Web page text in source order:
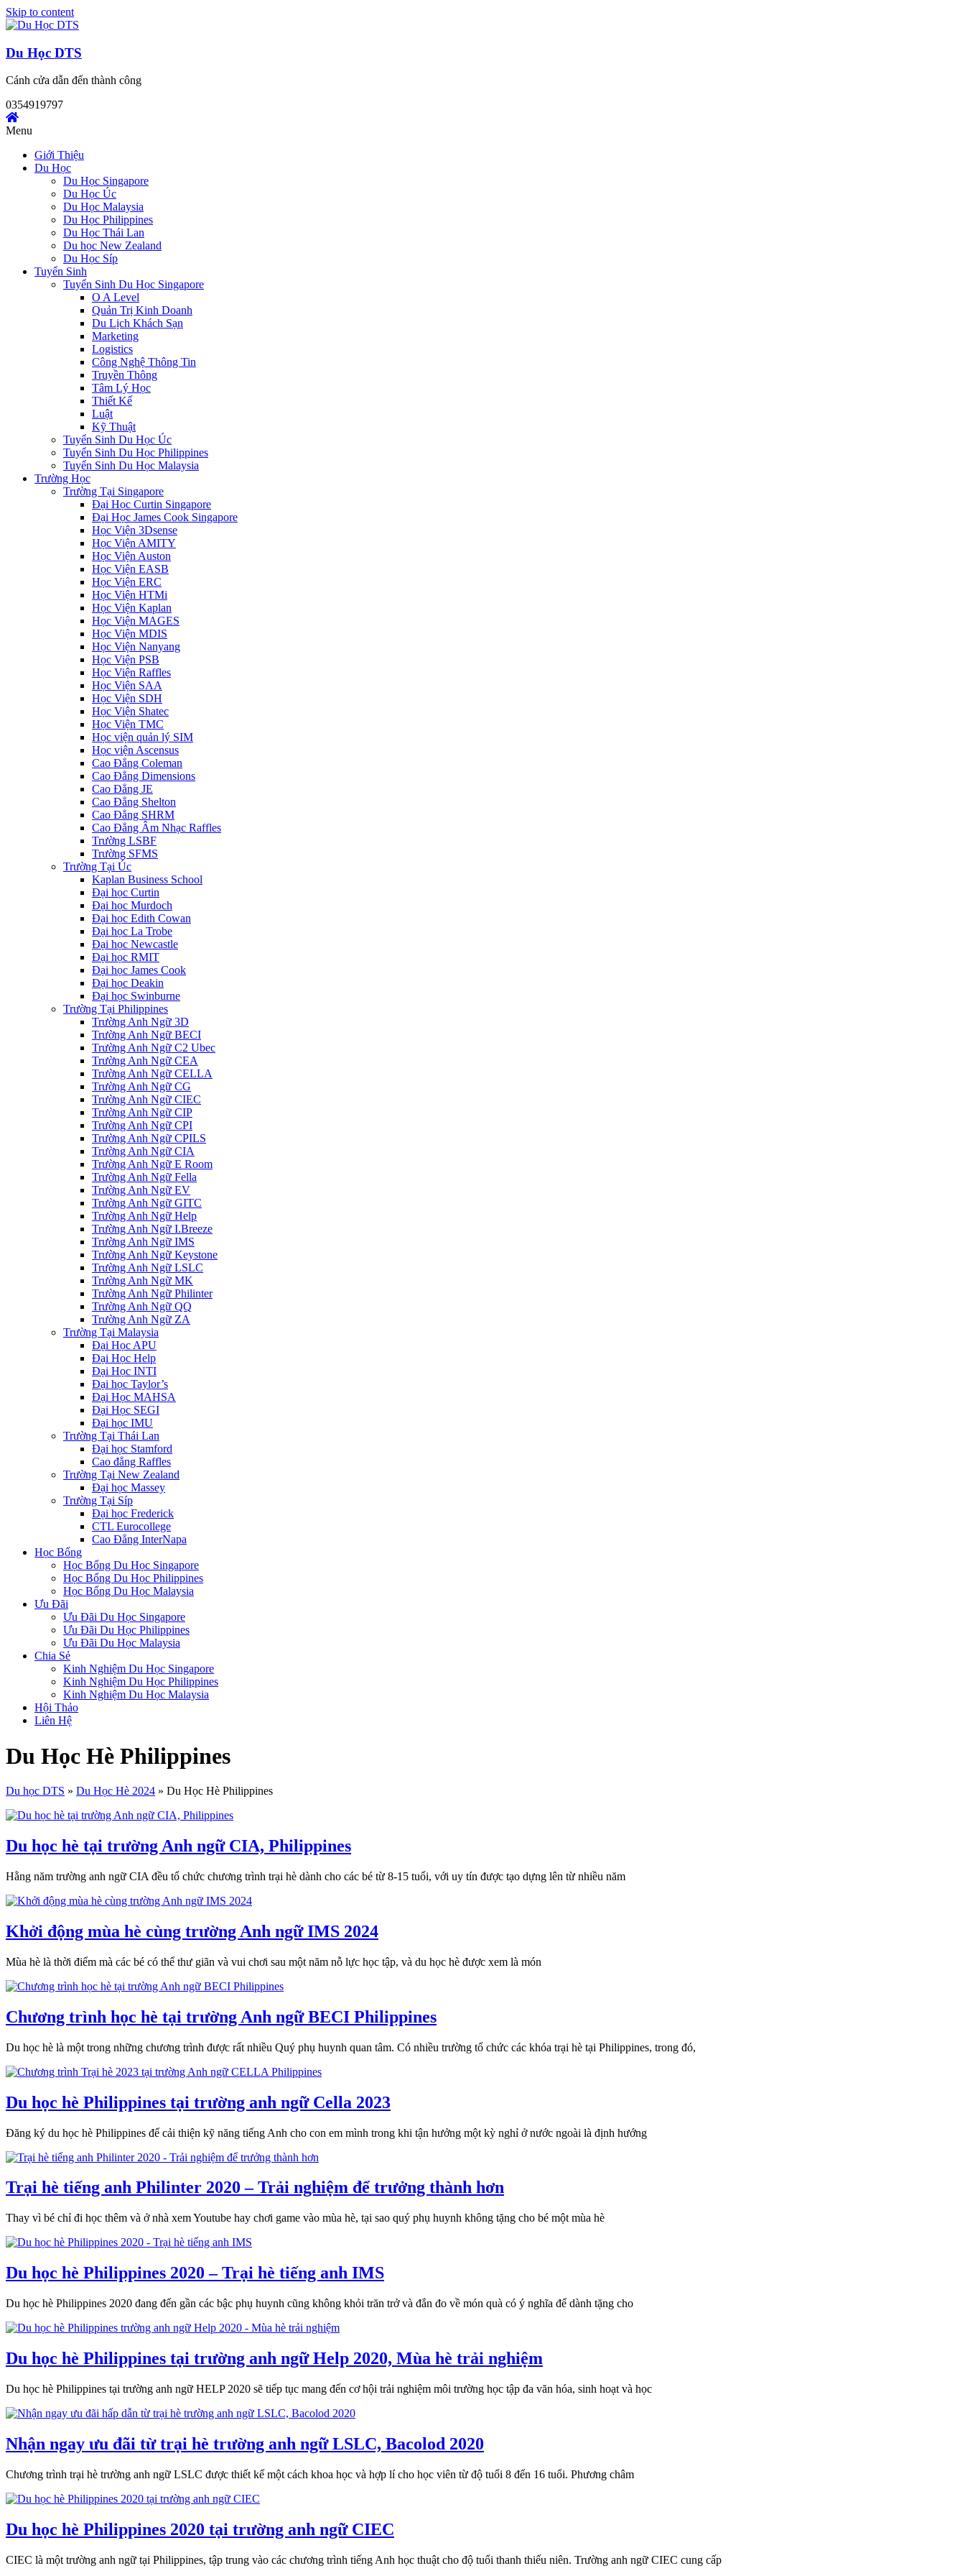
Skip to content
Du Học DTS
Cánh cửa dẫn đến thành công
0354919797
Menu
Giới Thiệu
Du Học
Du Học Singapore
Du Học Úc
Du Học Malaysia
Du Học Philippines
Du Học Thái Lan
Du học New Zealand
Du Học Síp
Tuyển Sinh
Tuyển Sinh Du Học Singapore
O A Level
Quản Trị Kinh Doanh
Du Lịch Khách Sạn
Marketing
Logistics
Công Nghệ Thông Tin
Truyền Thông
Tâm Lý Học
Thiết Kế
Luật
Kỹ Thuật
Tuyển Sinh Du Học Úc
Tuyển Sinh Du Học Philippines
Tuyển Sinh Du Học Malaysia
Trường Học
Trường Tại Singapore
Đại Học Curtin Singapore
Đại Học James Cook Singapore
Học Viện 3Dsense
Học Viện AMITY
Học Viện Auston
Học Viện EASB
Học Viện ERC
Học Viện HTMi
Học Viện Kaplan
Học Viện MAGES
Học Viện MDIS
Học Viện Nanyang
Học Viện PSB
Học Viện Raffles
Học Viện SAA
Học Viện SDH
Học Viện Shatec
Học Viện TMC
Học viện quản lý SIM
Học viện Ascensus
Cao Đẳng Coleman
Cao Đẳng Dimensions
Cao Đẳng JE
Cao Đẳng Shelton
Cao Đẳng SHRM
Cao Đẳng Âm Nhạc Raffles
Trường LSBF
Trường SFMS
Trường Tại Úc
Kaplan Business School
Đại học Curtin
Đại học Murdoch
Đại học Edith Cowan
Đại học La Trobe
Đại học Newcastle
Đại học RMIT
Đại học James Cook
Đại học Deakin
Đại học Swinburne
Trường Tại Philippines
Trường Anh Ngữ 3D
Trường Anh Ngữ BECI
Trường Anh Ngữ C2 Ubec
Trường Anh Ngữ CEA
Trường Anh Ngữ CELLA
Trường Anh Ngữ CG
Trường Anh Ngữ CIEC
Trường Anh Ngữ CIP
Trường Anh Ngữ CPI
Trường Anh Ngữ CPILS
Trường Anh Ngữ CIA
Trường Anh Ngữ E Room
Trường Anh Ngữ Fella
Trường Anh Ngữ EV
Trường Anh Ngữ GITC
Trường Anh Ngữ Help
Trường Anh Ngữ I.Breeze
Trường Anh Ngữ IMS
Trường Anh Ngữ Keystone
Trường Anh Ngữ LSLC
Trường Anh Ngữ MK
Trường Anh Ngữ Philinter
Trường Anh Ngữ QQ
Trường Anh Ngữ ZA
Trường Tại Malaysia
Đại Học APU
Đại Học Help
Đại Học INTI
Đại học Taylor’s
Đại Học MAHSA
Đại Học SEGI
Đại học IMU
Trường Tại Thái Lan
Đại học Stamford
Cao đẳng Raffles
Trường Tại New Zealand
Đại học Massey
Trường Tại Síp
Đại học Frederick
CTL Eurocollege
Cao Đẳng InterNapa
Học Bổng
Học Bổng Du Học Singapore
Học Bổng Du Học Philippines
Học Bổng Du Học Malaysia
Ưu Đãi
Ưu Đãi Du Học Singapore
Ưu Đãi Du Học Philippines
Ưu Đãi Du Học Malaysia
Chia Sẻ
Kinh Nghiệm Du Học Singapore
Kinh Nghiệm Du Học Philippines
Kinh Nghiệm Du Học Malaysia
Hội Thảo
Liên Hệ
Du Học Hè Philippines
Du học DTS » Du Học Hè 2024 » Du Học Hè Philippines
Du học hè tại trường Anh ngữ CIA, Philippines
Hằng năm trường anh ngữ CIA đều tổ chức chương trình trại hè dành cho các bé từ 8-15 tuổi, với uy tín được tạo dựng lên từ nhiều năm
Khởi động mùa hè cùng trường Anh ngữ IMS 2024
Mùa hè là thời điểm mà các bé có thể thư giãn và vui chơi sau một năm nỗ lực học tập, và du học hè được xem là món
Chương trình học hè tại trường Anh ngữ BECI Philippines
Du học hè là một trong những chương trình được rất nhiều Quý phụ huynh quan tâm. Có nhiều trường tổ chức các khóa trại hè tại Philippines, trong đó,
Du học hè Philippines tại trường anh ngữ Cella 2023
Đăng ký du học hè Philippines để cải thiện kỹ năng tiếng Anh cho con em mình trong khi tận hưởng một kỳ nghỉ ở nước ngoài là định hướng
Trại hè tiếng anh Philinter 2020 – Trải nghiệm để trưởng thành hơn
Thay vì bé chỉ đi học thêm và ở nhà xem Youtube hay chơi game vào mùa hè, tại sao quý phụ huynh không tặng cho bé một mùa hè
Du học hè Philippines 2020 – Trại hè tiếng anh IMS
Du học hè Philippines 2020 đang đến gần các bậc phụ huynh cũng không khỏi trăn trở và đắn đo về món quà có ý nghĩa để dành tặng cho
Du học hè Philippines tại trường anh ngữ Help 2020, Mùa hè trải nghiệm
Du học hè Philippines tại trường anh ngữ HELP 2020 sẽ tiếp tục mang đến cơ hội trải nghiệm môi trường học tập đa văn hóa, sinh hoạt và học
Nhận ngay ưu đãi từ trại hè trường anh ngữ LSLC, Bacolod 2020
Chương trình trại hè trường anh ngữ LSLC được thiết kế một cách khoa học và hợp lí cho học viên từ độ tuổi 8 đến 16 tuổi. Phương châm
Du học hè Philippines 2020 tại trường anh ngữ CIEC
CIEC là một trường anh ngữ tại Philippines, tập trung vào các chương trình tiếng Anh học thuật cho độ tuổi thanh thiếu niên. Trường anh ngữ CIEC cung cấp